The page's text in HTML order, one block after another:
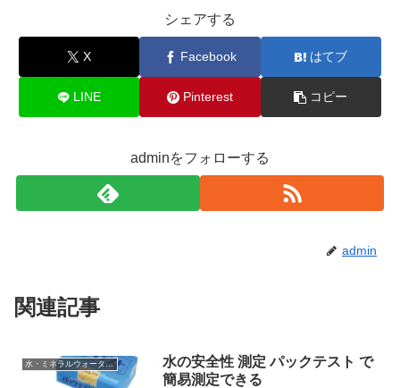
シェアする
X Facebook はてブ
LINE Pinterest コピー
adminをフォローする
admin
関連記事
水・ミネラルウォーターの基礎知識
水の安全性 測定 パックテスト で
簡易測定できる